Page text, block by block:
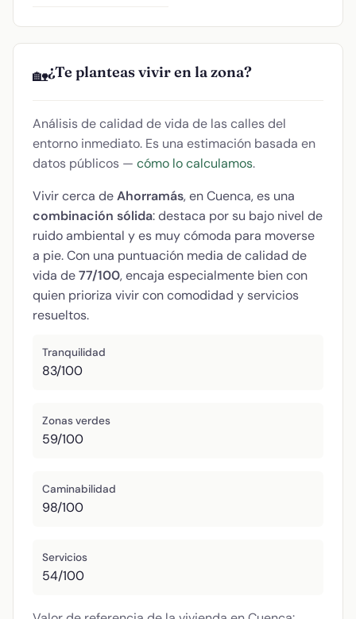
🏡¿Te planteas vivir en la zona?
Análisis de calidad de vida de las calles del
entorno inmediato. Es una estimación basada en
datos públicos — cómo lo calculamos.
Vivir cerca deAhorramás, en Cuenca, es una
combinación sólida: destaca por su bajo nivel de
ruido ambiental y es muy cómoda para moverse
a pie. Con una puntuación media de calidad de
vida de77/100, encaja especialmente bien con
quien prioriza vivir con comodidad y servicios
resueltos.
Tranquilidad
83/100
Zonas verdes
59/100
Caminabilidad
98/100
Servicios
54/100